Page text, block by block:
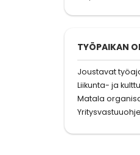
TYÖPAIKAN
Joustavat
Liikunta- ja
Matala